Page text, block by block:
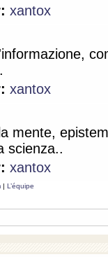
xantox
xantox
mente,
scienza..
xantox
| L’équipe